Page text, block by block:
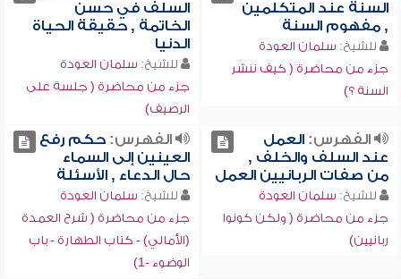
السنة عند المتكلمين
, مفهوم السنة
للشيخ: سلمان العودة
جزء من محاضرة ( كيف ننشر
السنة ؟)
السلف في حسن
الخاتمة , حقيقة الحياة
الدنيا
للشيخ: سلمان العودة
جزء من محاضرة ( جلسة على
الرصيف)
الفهرس:العمل
عند السلف والخلف ,
من صفات الربانيين العمل
للشيخ: سلمان العودة
جزء من محاضرة ( ولكن كونوا
ربانيين)
الفهرس:حكم رفع
العينين إلى السماء
حال الدعاء , الأسئلة
للشيخ: سلمان العودة
جزء من محاضرة ( شرح العمدة
(الأمالي) - كتاب الطهارة - باب
الوضوء -1)